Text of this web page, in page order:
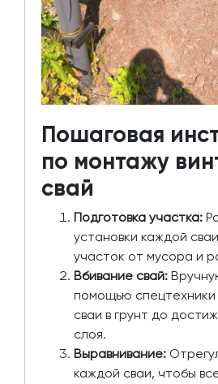
Пошаговая
по монтажу
свай
Подготовка участка:
установки каждой
участок от мусора и
Вбивание свай:
помощью спецтехники
сваи в грунт до
слоя.
Выравнивание:
каждой сваи, чтобы